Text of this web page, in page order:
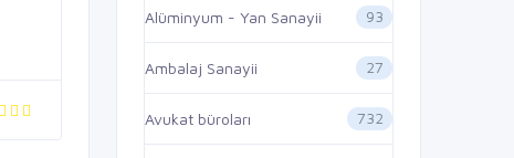
Alüminyum - Yan Sanayii 93
Ambalaj Sanayii 27
Avukat büroları 732